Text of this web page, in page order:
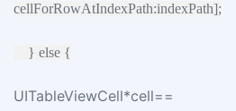
cellForRowAtIndexPath:indexPath];
} else {
UITableViewCell*cell==